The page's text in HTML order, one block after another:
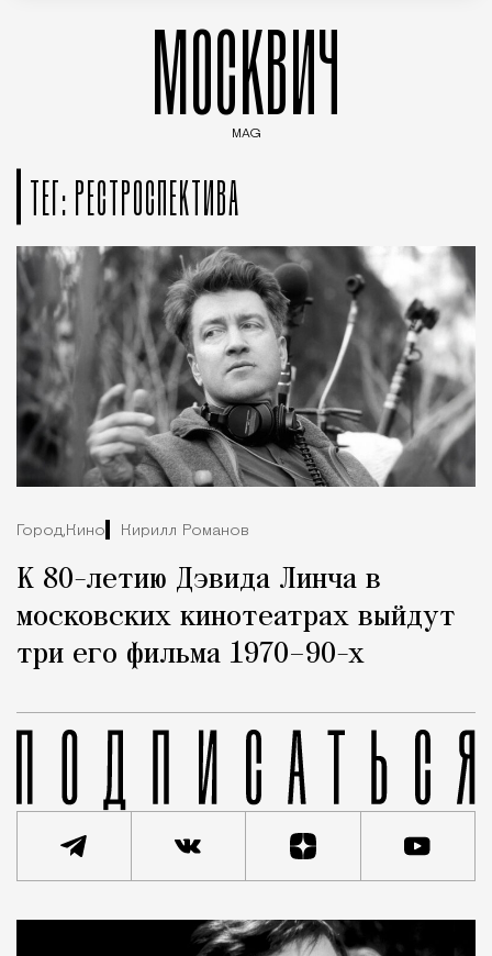
МОСКВИЧ
MAG
ТЕГ: РЕСТРОСПЕКТИВА
Город, Кино Кирилл Романов
К 80-летию Дэвида Линча в
московских кинотеатрах выйдут
три его фильма 1970–90-х